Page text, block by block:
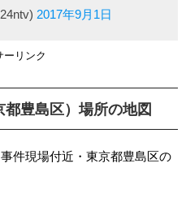
2017年9月1日
ーリンク
豊島区）場所の地図
件現場付近・東京都豊島区の